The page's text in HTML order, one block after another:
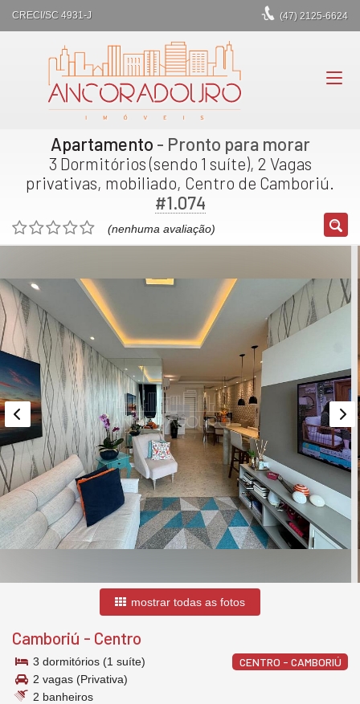
CRECI/SC 4931-J (47) 2125-6624
Apartamento - Pronto para morar
3 Dormitórios (sendo 1 suíte), 2 Vagas
privativas, mobiliado, Centro de Camboriú.
#1.074
(nenhuma avaliação)
mostrar todas as fotos
Camboriú - Centro
CENTRO - CAMBORIÚ
3 dormitórios (1 suíte)
2 vagas (Privativa)
2 banheiros